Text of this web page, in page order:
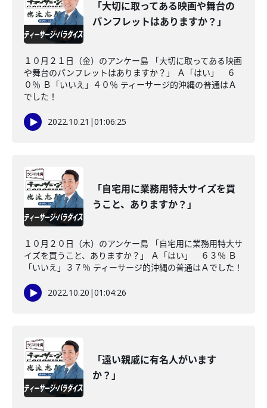
「大切に取ってある映画や舞台の
パンフレットはありますか？」
１０月２１日（金）のアンケー島 「大切に取ってある映画
や舞台のパンフレットはありますか？」 Ａ「はい」 ６
０％ Ｂ「いいえ」４０％ ティーサージ的沖縄の普通はＡ
でした！
2022.10.21 |01:06:25
「自宅用に業務用特大サイズを買
うこと、ありますか？」
１０月２０日（木）のアンケー島 「自宅用に業務用特大サ
イズを買うこと、ありますか？」 Ａ「はい」 ６３％ Ｂ
「いいえ」３７％ ティーサージ的沖縄の普通はＡでした！
2022.10.20 |01:04:26
「遠い親戚に有名人がいます
か？」